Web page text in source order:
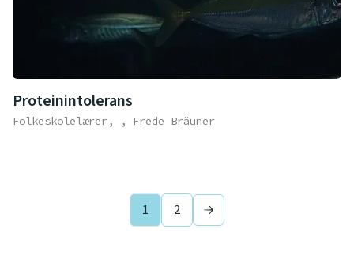
Proteinintolerans
Folkeskolelærer, , Frede Bräuner
1 2 Next page